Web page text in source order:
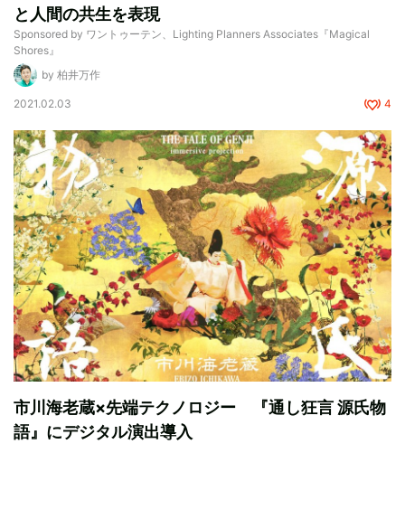
と人間の共生を表現
Sponsored by ワントゥーテン、Lighting Planners Associates『Magical
Shores』
by 柏井万作
2021.02.03 4
市川海老蔵×先端テクノロジー 『通し狂言 源氏物
語』にデジタル演出導入